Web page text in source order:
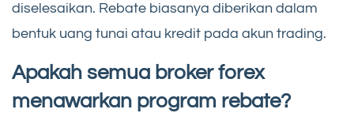
diselesaikan. Rebate biasanya diberikan dalam
bentuk uang tunai atau kredit pada akun trading.
Apakah semua broker forex
menawarkan program rebate?